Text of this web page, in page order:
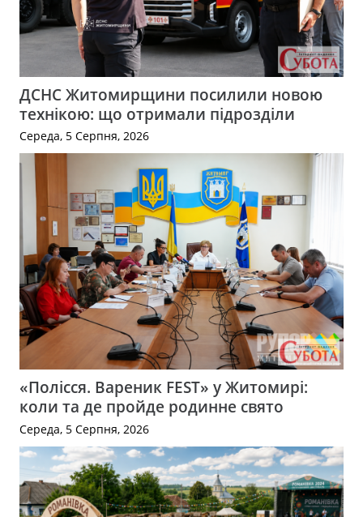
ДСНС Житомирщини посилили новою
технікою: що отримали підрозділи
Середа, 5 Серпня, 2026
«Полісся. Вареник FEST» у Житомирі:
коли та де пройде родинне свято
Середа, 5 Серпня, 2026